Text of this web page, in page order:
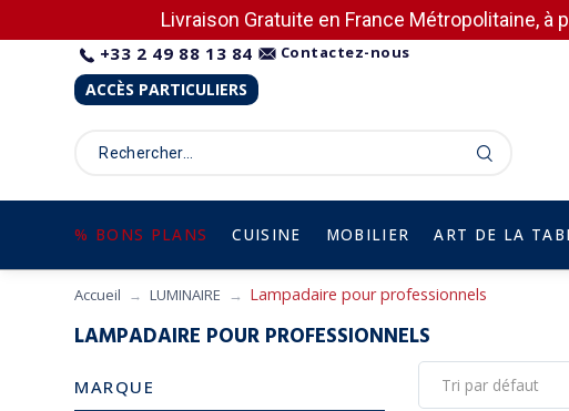
Livraison Gratuite en France Métropolitaine,
+33 2 49 88 13 84 Contactez-nous
ACCÈS PARTICULIERS
% BONS PLANS CUISINE MOBILIER ART DE LA
Accueil LUMINAIRE Lampadaire pour professionnels
LAMPADAIRE POUR PROFESSIONNELS
MARQUE